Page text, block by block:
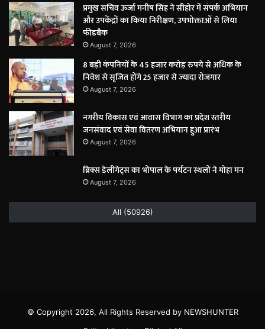
प्रमुख सचिव ऊर्जा मनीष सिंह ने सीहोर में संपर्क अभियान
और उपकेंद्रों का किया निरीक्षण, उपभोक्ताओं से लिया
फीडबैक
August 7, 2026
8 बड़ी कंपनियों के 45 हजार करोड़ रुपये से अधिक के
निवेश से सृजित होंगे 25 हजार से ज्यादा रोजगार
August 7, 2026
नगरीय विकास एवं आवास विभाग का प्रदेश स्तरीय
जनसंवाद एवं सेवा वितरण अभियान हुआ प्रारंभ
August 7, 2026
ब्रिक्स डेलीगेट्स का भोपाल के पर्यटन स्थलों ने मोहा मन
August 7, 2026
All (50926)
© Copyright 2026, All Rights Reserved by NEWSHUNTER